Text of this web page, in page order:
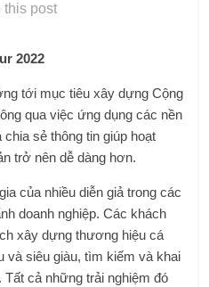
this post
2022
tới mục tiêu xây dựng Cộng
qua việc ứng dụng các nền
sẻ thông tin giúp hoạt
trở nên dễ dàng hơn.
của nhiều diễn giả trong các
doanh nghiệp. Các khách
xây dựng thương hiệu cá
và siêu giàu, tìm kiếm và khai
cả những trải nghiệm đó